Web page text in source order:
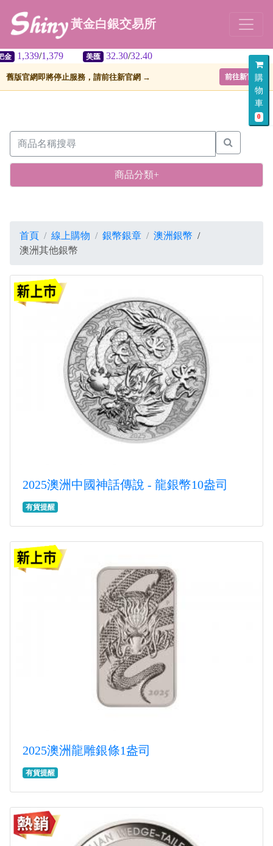
購
物
車
0
黃金白銀交易所
美匯 32.30 /32.40 倫敦
舊版官網即將停止服務，請前往新官網 → 前往新官網
商品分類+
首頁 線上購物 銀幣銀章 澳洲銀幣 /
澳洲其他銀幣
2025澳洲中國神話傳說 - 龍銀幣10盎司
有貨提醒
2025澳洲龍雕銀條1盎司
有貨提醒